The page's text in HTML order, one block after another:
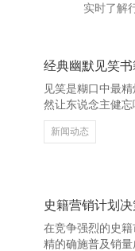
实时了解
见笑是糊口中最
然让东说念主健忘
幽默见笑庆兴网_
有一天，小明问
复：“我会酿成‘合
是还是‘不足格’
子走进酒吧，对酒
新闻动态
在竞争强烈的史
精的确施普及销量